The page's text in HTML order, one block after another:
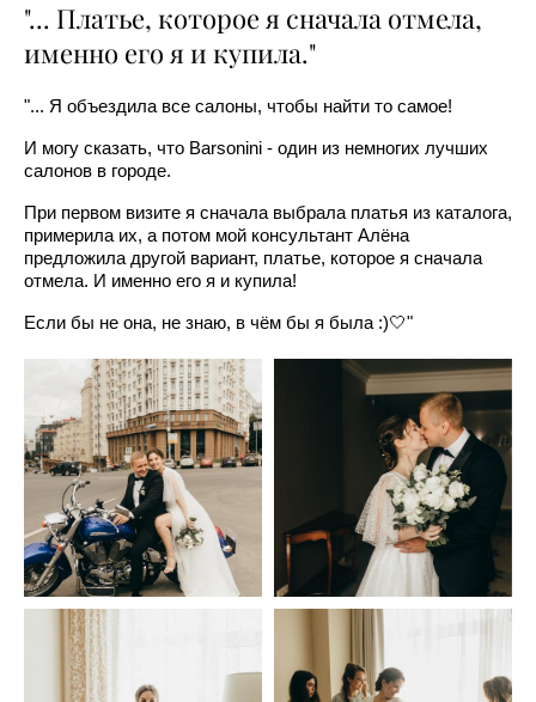
"... Платье, которое я сначала отмела,
именно его я и купила."
"... Я объездила все салоны, чтобы найти то самое!
И могу сказать, что Barsonini - один из немногих лучших
салонов в городе.
При первом визите я сначала выбрала платья из каталога,
примерила их, а потом мой консультант Алёна
предложила другой вариант, платье, которое я сначала
отмела. И именно его я и купила!
Если бы не она, не знаю, в чём бы я была :)🤍"